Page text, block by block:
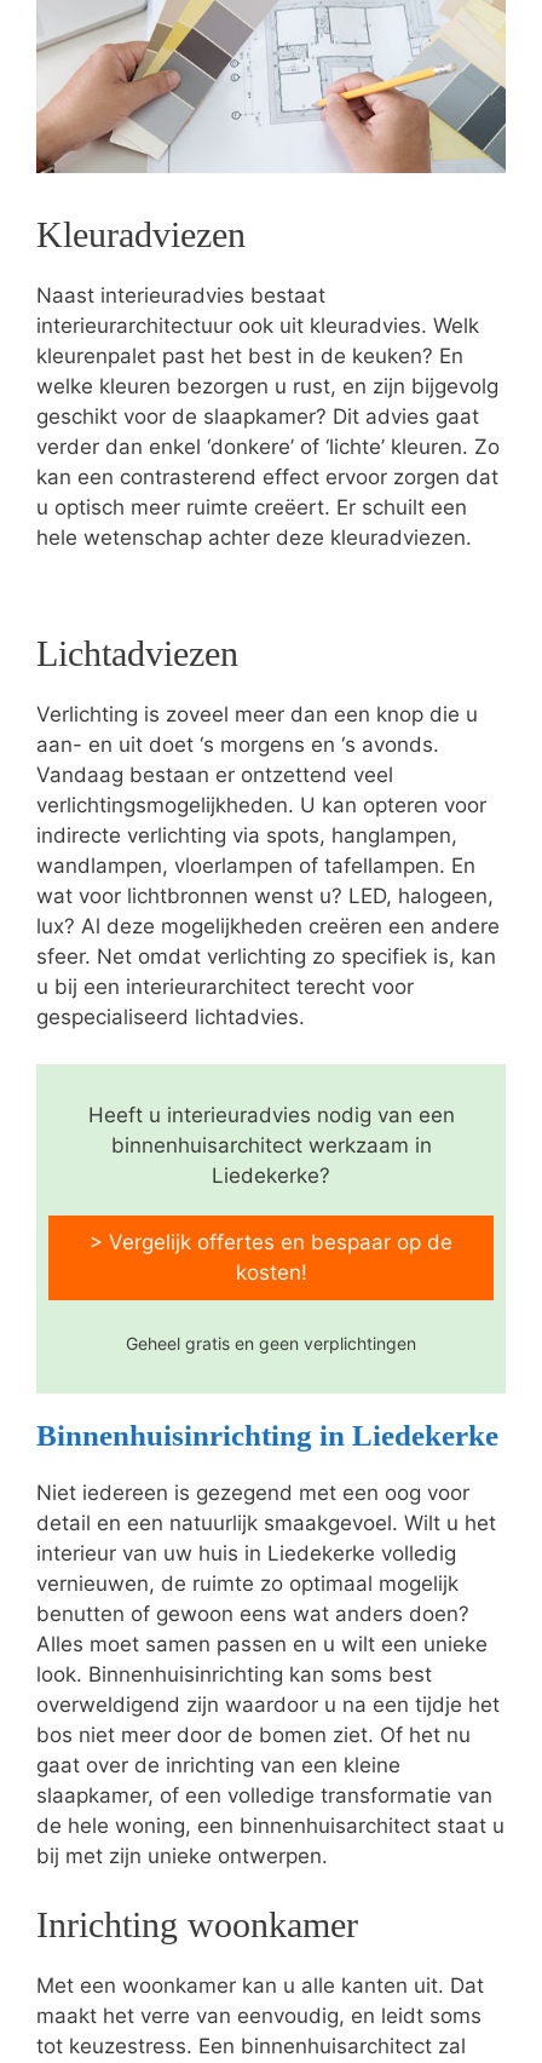
Kleuradviezen
Naast interieuradvies bestaat
interieurarchitectuur ook uit kleuradvies. Welk
kleurenpalet past het best in de keuken? En
welke kleuren bezorgen u rust, en zijn bijgevolg
geschikt voor de slaapkamer? Dit advies gaat
verder dan enkel ‘donkere’ of ‘lichte’ kleuren. Zo
kan een contrasterend effect ervoor zorgen dat
u optisch meer ruimte creëert. Er schuilt een
hele wetenschap achter deze kleuradviezen.
Lichtadviezen
Verlichting is zoveel meer dan een knop die u
aan- en uit doet ‘s morgens en ‘s avonds.
Vandaag bestaan er ontzettend veel
verlichtingsmogelijkheden. U kan opteren voor
indirecte verlichting via spots, hanglampen,
wandlampen, vloerlampen of tafellampen. En
wat voor lichtbronnen wenst u? LED, halogeen,
lux? Al deze mogelijkheden creëren een andere
sfeer. Net omdat verlichting zo specifiek is, kan
u bij een interieurarchitect terecht voor
gespecialiseerd lichtadvies.
Heeft u interieuradvies nodig van een
binnenhuisarchitect werkzaam in
Liedekerke?
> Vergelijk offertes en bespaar op de
kosten!
Geheel gratis en geen verplichtingen
Binnenhuisinrichting in Liedekerke
Niet iedereen is gezegend met een oog voor
detail en een natuurlijk smaakgevoel. Wilt u het
interieur van uw huis in Liedekerke volledig
vernieuwen, de ruimte zo optimaal mogelijk
benutten of gewoon eens wat anders doen?
Alles moet samen passen en u wilt een unieke
look. Binnenhuisinrichting kan soms best
overweldigend zijn waardoor u na een tijdje het
bos niet meer door de bomen ziet. Of het nu
gaat over de inrichting van een kleine
slaapkamer, of een volledige transformatie van
de hele woning, een binnenhuisarchitect staat u
bij met zijn unieke ontwerpen.
Inrichting woonkamer
Met een woonkamer kan u alle kanten uit. Dat
maakt het verre van eenvoudig, en leidt soms
tot keuzestress. Een binnenhuisarchitect zal